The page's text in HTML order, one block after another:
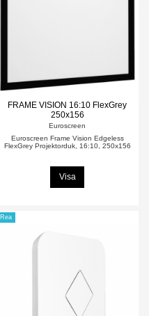
FRAME VISION 16:10 FlexGrey
250x156
Euroscreen
Euroscreen Frame Vision Edgeless
FlexGrey Projektorduk, 16:10, 250x156
Visa
Rea